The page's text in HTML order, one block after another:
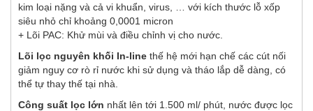
kim loại nặng và cả vi khuẩn, virus, … với kích thước lỗ xốp
siêu nhỏ chỉ khoảng 0,0001 micron
+ Lõi PAC: Khử mùi và điều chỉnh vị cho nước.
Lõi lọc nguyên khối In-line thế hệ mới hạn chế các cút nối
giảm nguy cơ rò rỉ nước khi sử dụng và tháo lắp dễ dàng, có
thể tự thay thế tại nhà.
Công suất lọc lớn nhất lên tới 1.500 ml/ phút, nước được lọc